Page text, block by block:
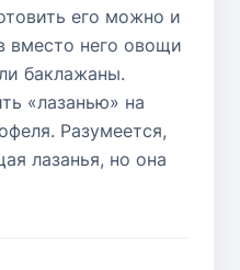
его можно и
вместо него овощи
баклажаны.
«лазанью» на
Разумеется,
лазанья, но она